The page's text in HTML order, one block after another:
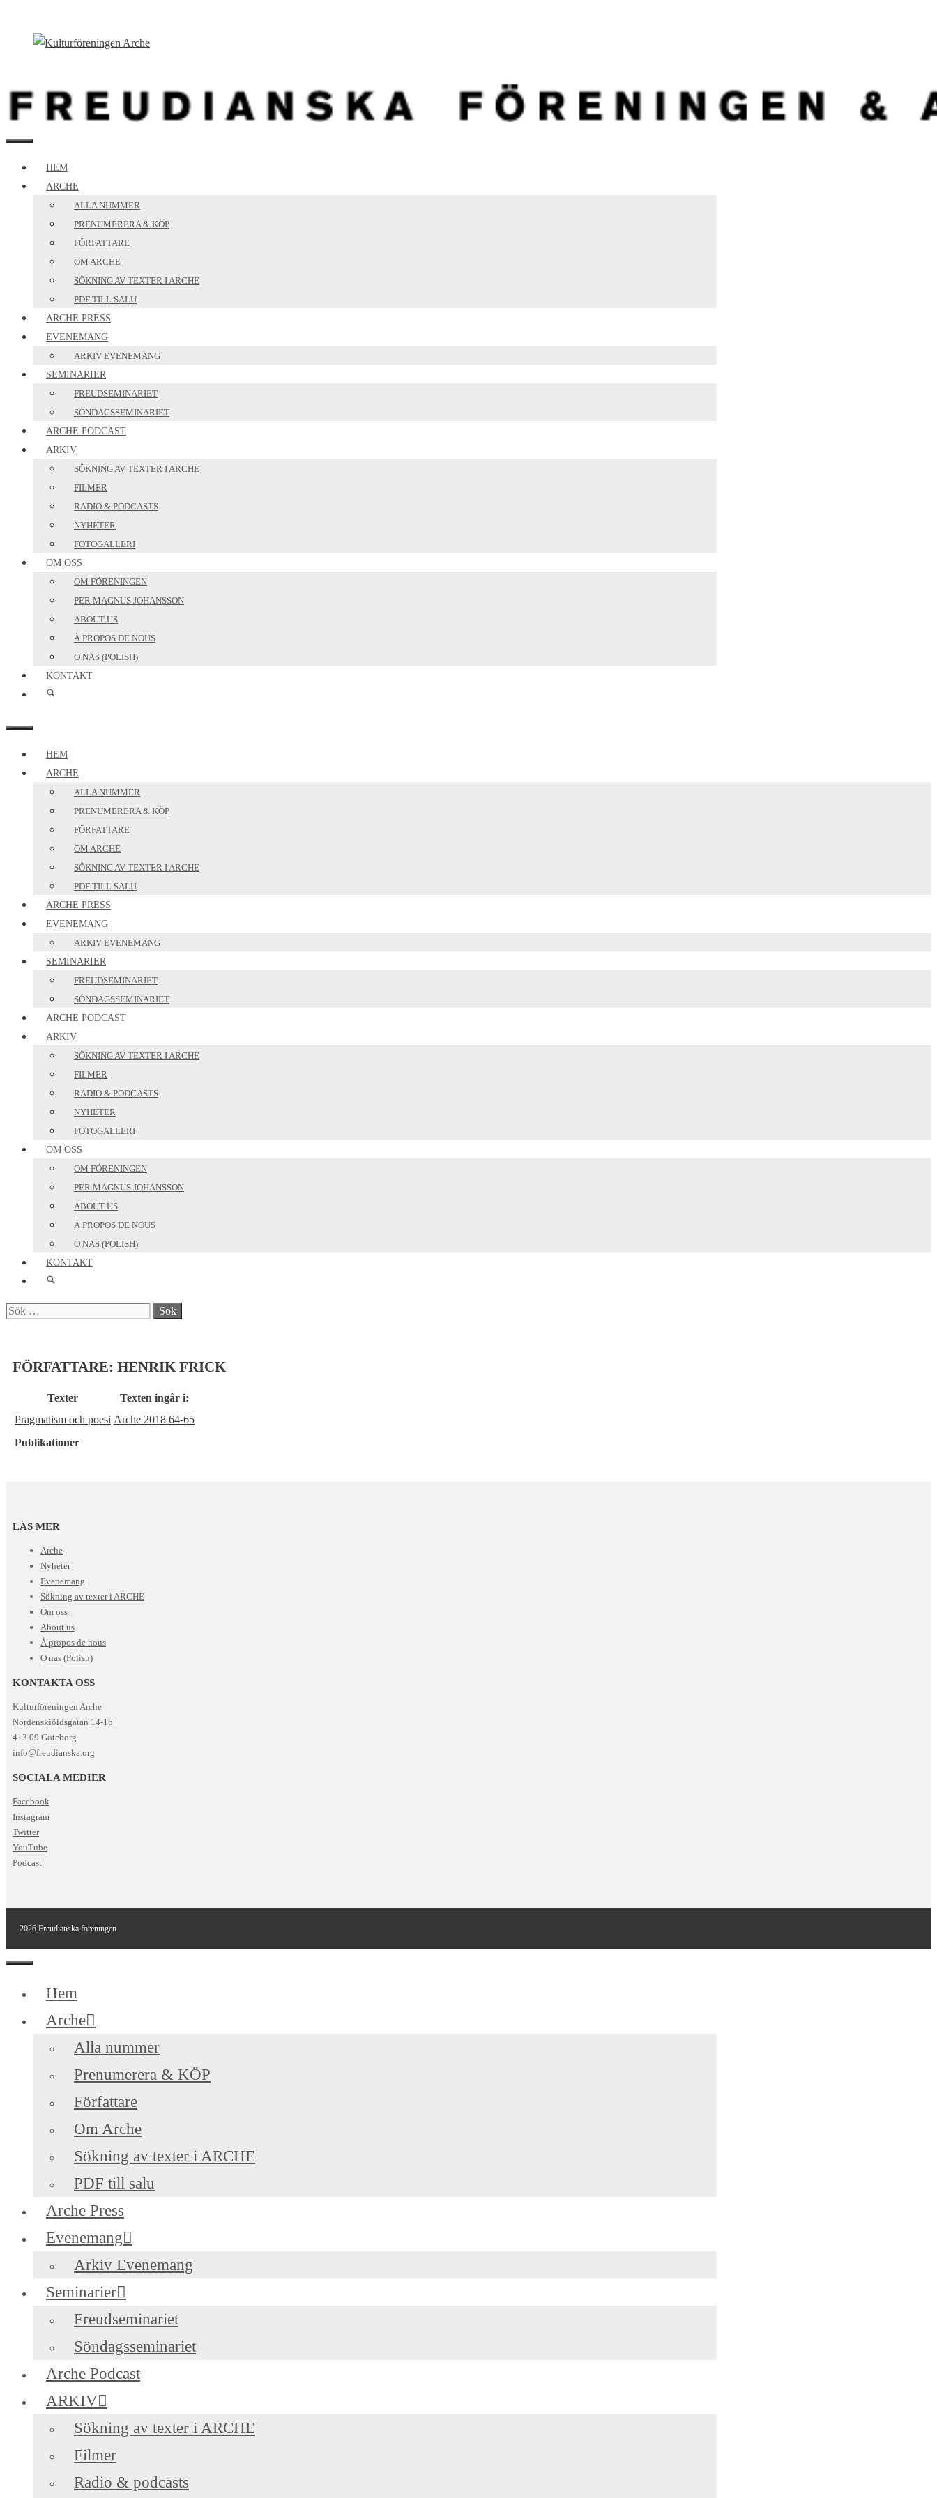
MENY
HEM
ARCHE
ALLA NUMMER
PRENUMERERA & KÖP
FÖRFATTARE
OM ARCHE
SÖKNING AV TEXTER I ARCHE
PDF TILL SALU
ARCHE PRESS
EVENEMANG
ARKIV EVENEMANG
SEMINARIER
FREUDSEMINARIET
SÖNDAGSSEMINARIET
ARCHE PODCAST
ARKIV
SÖKNING AV TEXTER I ARCHE
FILMER
RADIO & PODCASTS
NYHETER
FOTOGALLERI
OM OSS
OM FÖRENINGEN
PER MAGNUS JOHANSSON
ABOUT US
À PROPOS DE NOUS
O NAS (POLISH)
KONTAKT
MENY
HEM
ARCHE
ALLA NUMMER
PRENUMERERA & KÖP
FÖRFATTARE
OM ARCHE
SÖKNING AV TEXTER I ARCHE
PDF TILL SALU
ARCHE PRESS
EVENEMANG
ARKIV EVENEMANG
SEMINARIER
FREUDSEMINARIET
SÖNDAGSSEMINARIET
ARCHE PODCAST
ARKIV
SÖKNING AV TEXTER I ARCHE
FILMER
RADIO & PODCASTS
NYHETER
FOTOGALLERI
OM OSS
OM FÖRENINGEN
PER MAGNUS JOHANSSON
ABOUT US
À PROPOS DE NOUS
O NAS (POLISH)
KONTAKT
Sök
FÖRFATTARE: HENRIK FRICK
Texter
Texten ingår i:
Pragmatism och poesi Arche 2018 64-65
Publikationer
LÄS MER
Arche
Nyheter
Evenemang
Sökning av texter i ARCHE
Om oss
About us
À propos de nous
O nas (Polish)
KONTAKTA OSS
Kulturföreningen Arche
Nordenskiöldsgatan 14-16
413 09 Göteborg
info@freudianska.org
SOCIALA MEDIER
Facebook
Instagram
Twitter
YouTube
Podcast
2026 Freudianska föreningen
Stäng
Hem
Arche
Alla nummer
Prenumerera & KÖP
Författare
Om Arche
Sökning av texter i ARCHE
PDF till salu
Arche Press
Evenemang
Arkiv Evenemang
Seminarier
Freudseminariet
Söndagsseminariet
Arche Podcast
ARKIV
Sökning av texter i ARCHE
Filmer
Radio & podcasts